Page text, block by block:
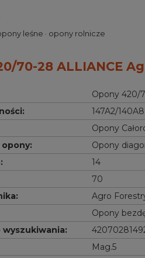
leśne · opony rolnicze
70-28 ALLIANCE
Opony 420/
:
147A2/140A8
Opony
:
Opony
:
14
70
:
Agro
Opony
wyszukiwania:
Mag.5